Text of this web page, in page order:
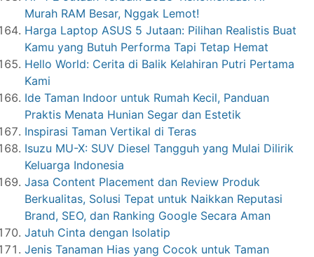
Murah RAM Besar, Nggak Lemot!
Harga Laptop ASUS 5 Jutaan: Pilihan Realistis Buat
Kamu yang Butuh Performa Tapi Tetap Hemat
Hello World: Cerita di Balik Kelahiran Putri Pertama
Kami
Ide Taman Indoor untuk Rumah Kecil, Panduan
Praktis Menata Hunian Segar dan Estetik
Inspirasi Taman Vertikal di Teras
Isuzu MU-X: SUV Diesel Tangguh yang Mulai Dilirik
Keluarga Indonesia
Jasa Content Placement dan Review Produk
Berkualitas, Solusi Tepat untuk Naikkan Reputasi
Brand, SEO, dan Ranking Google Secara Aman
Jatuh Cinta dengan Isolatip
Jenis Tanaman Hias yang Cocok untuk Taman